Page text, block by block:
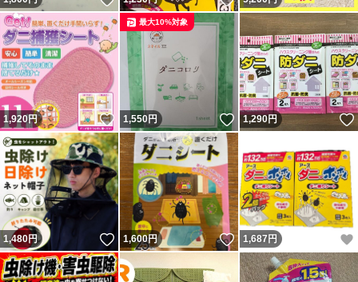
1,920円 いいね！
1,550円 いいね！
最大10%対象
1,290円
1,480円 いいね！
1,600円 いいね！
1,687 円